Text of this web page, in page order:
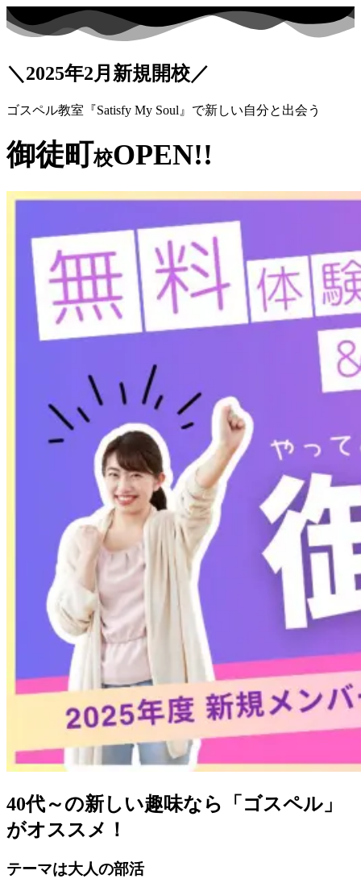
＼2025年2月新規開校／
ゴスペル教室『Satisfy My Soul』で新しい自分と出会う
御徒町校OPEN!!
40代～の新しい趣味なら「ゴスペル」
がオススメ！
テーマは大人の部活